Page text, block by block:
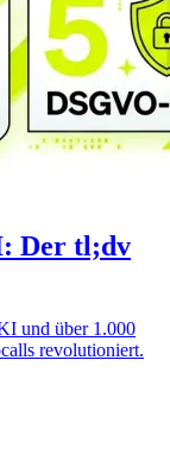
Der tl;dv
und über 1.000
revolutioniert.